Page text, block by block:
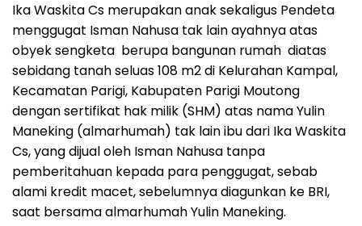
Ika Waskita Cs merupakan anak sekaligus Pendeta
menggugat Isman Nahusa tak lain ayahnya atas
obyek sengketa berupa bangunan rumah diatas
sebidang tanah seluas 108 m2 di Kelurahan Kampal,
Kecamatan Parigi, Kabupaten Parigi Moutong
dengan sertifikat hak milik (SHM) atas nama Yulin
Maneking (almarhumah) tak lain ibu dari Ika Waskita
Cs, yang dijual oleh Isman Nahusa tanpa
pemberitahuan kepada para penggugat, sebab
alami kredit macet, sebelumnya diagunkan ke BRI,
saat bersama almarhumah Yulin Maneking.